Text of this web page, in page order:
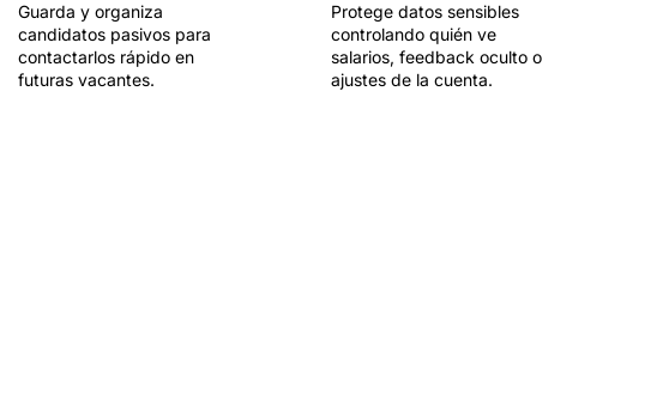
Guarda y organiza
candidatos pasivos para
contactarlos rápido en
futuras vacantes.
Protege datos sensibles
controlando quién ve
salarios, feedback oculto o
ajustes de la cuenta.